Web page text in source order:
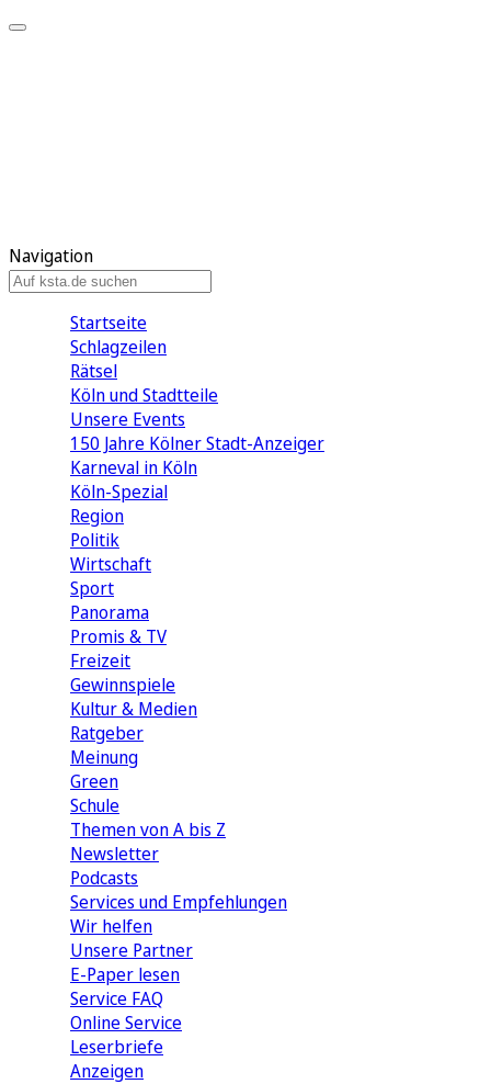
Navigation
Startseite
Schlagzeilen
Rätsel
Köln und Stadtteile
Unsere Events
150 Jahre Kölner Stadt-Anzeiger
Karneval in Köln
Köln-Spezial
Region
Politik
Wirtschaft
Sport
Panorama
Promis & TV
Freizeit
Gewinnspiele
Kultur & Medien
Ratgeber
Meinung
Green
Schule
Themen von A bis Z
Newsletter
Podcasts
Services und Empfehlungen
Wir helfen
Unsere Partner
E-Paper lesen
Service FAQ
Online Service
Leserbriefe
Anzeigen